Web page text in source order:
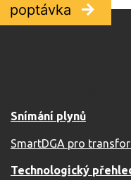
poptávka
Snímání plynů
SmartDGA pro
Technologický